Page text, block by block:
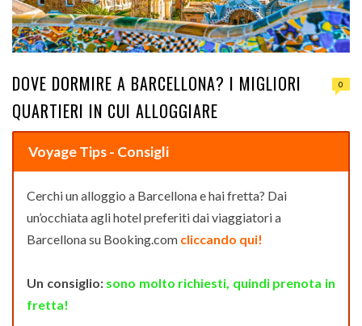
DOVE DORMIRE A BARCELLONA? I MIGLIORI
QUARTIERI IN CUI ALLOGGIARE
0
Voyage Tips - Consigli
Cerchi un alloggio a Barcellona e hai fretta? Dai
un’occhiata agli hotel preferiti dai viaggiatori a
Barcellona su Booking.com cliccando qui!
Un consiglio: sono molto richiesti, quindi prenota in
fretta!